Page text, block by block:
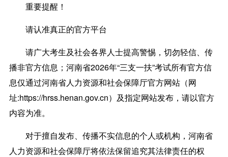
重要提醒！
请认准真正的官方平台
请广大考生及社会各界人士提高警惕，切勿轻信、传
播非官方信息；河南省2026年“三支一扶”考试所有官方信
息仅通过河南省人力资源和社会保障厅官方网站（网
址:https://hrss.henan.gov.cn）及指定网站发布，请以官方
内容为准。
对于擅自发布、传播不实信息的个人或机构，河南省
人力资源和社会保障厅将依法保留追究其法律责任的权